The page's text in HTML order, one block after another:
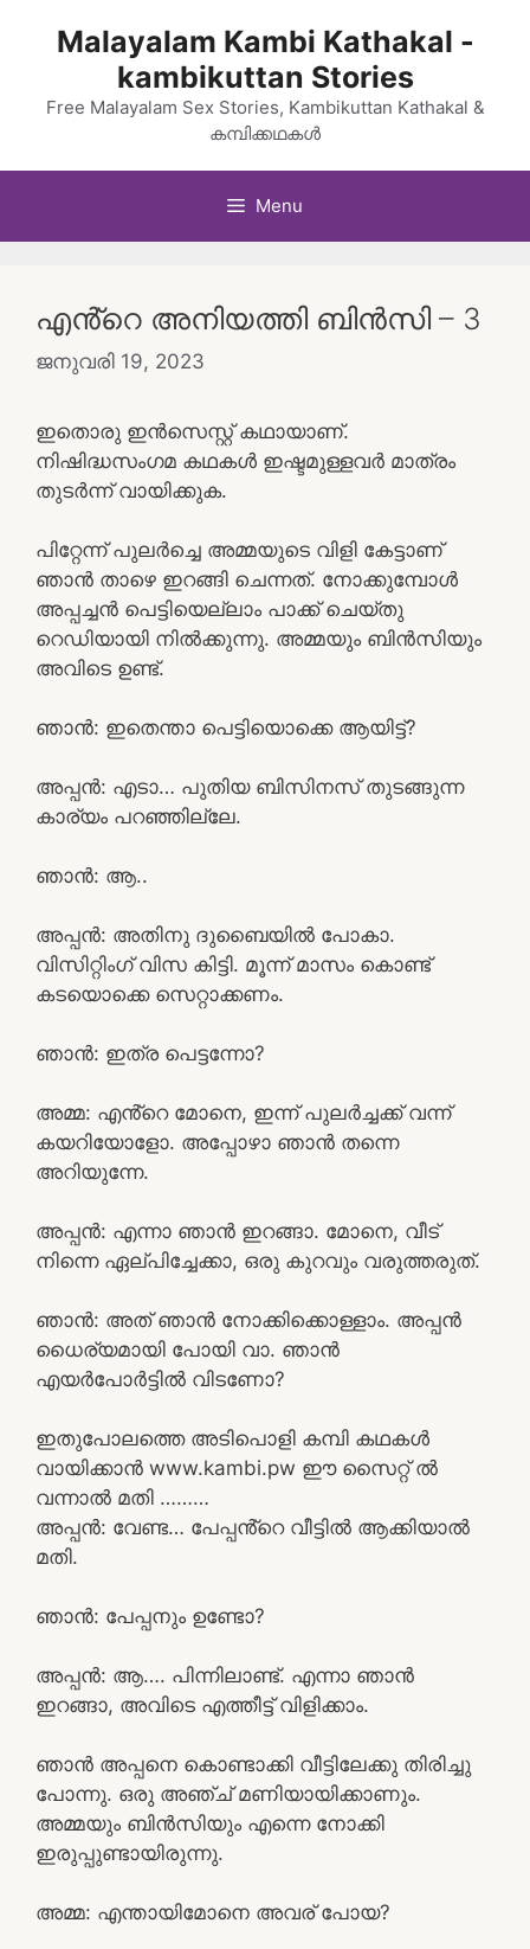
Malayalam Kambi Kathakal -
kambikuttan Stories
Free Malayalam Sex Stories, Kambikuttan Kathakal &
കമ്പിക്കഥകൾ
Menu
എൻ്റെ അനിയത്തി ബിൻസി – 3
ജനുവരി 19, 2023
ഇതൊരു ഇൻസെസ്റ്റ് കഥായാണ്.
നിഷിദ്ധസംഗമ കഥകൾ ഇഷ്ടമുള്ളവർ മാത്രം
തുടർന്ന് വായിക്കുക.
പിറ്റേന്ന് പുലർച്ചെ അമ്മയുടെ വിളി കേട്ടാണ്
ഞാൻ താഴെ ഇറങ്ങി ചെന്നത്. നോക്കുമ്പോൾ
അപ്പച്ചൻ പെട്ടിയെല്ലാം പാക്ക് ചെയ്തു
റെഡിയായി നിൽക്കുന്നു. അമ്മയും ബിൻസിയും
അവിടെ ഉണ്ട്.
ഞാൻ: ഇതെന്താ പെട്ടിയൊക്കെ ആയിട്ട്?
അപ്പൻ: എടാ… പുതിയ ബിസിനസ്‌ തുടങ്ങുന്ന
കാര്യം പറഞ്ഞില്ലേ.
ഞാൻ: ആ..
അപ്പൻ: അതിനു ദുബൈയിൽ പോകാ.
വിസിറ്റിംഗ് വിസ കിട്ടി. മൂന്ന് മാസം കൊണ്ട്
കടയൊക്കെ സെറ്റാക്കണം.
ഞാൻ: ഇത്ര പെട്ടന്നോ?
അമ്മ: എൻ്റെ മോനെ, ഇന്ന് പുലർച്ചക്ക് വന്ന്
കയറിയോളോ. അപ്പോഴാ ഞാൻ തന്നെ
അറിയുന്നേ.
അപ്പൻ: എന്നാ ഞാൻ ഇറങ്ങാ. മോനെ, വീട്
നിന്നെ ഏല്പിച്ചേക്കാ, ഒരു കുറവും വരുത്തരുത്.
ഞാൻ: അത് ഞാൻ നോക്കിക്കൊള്ളാം. അപ്പൻ
ധൈര്യമായി പോയി വാ. ഞാൻ
എയർപോർട്ടിൽ വിടണോ?
ഇതുപോലത്തെ അടിപൊളി കമ്പി കഥകൾ
വായിക്കാൻ www.kambi.pw ഈ സൈറ്റ് ൽ
വന്നാൽ മതി ………
അപ്പൻ: വേണ്ട… പേപ്പൻ്റെ വീട്ടിൽ ആക്കിയാൽ
മതി.
ഞാൻ: പേപ്പനും ഉണ്ടോ?
അപ്പൻ: ആ…. പിന്നിലാണ്ട്. എന്നാ ഞാൻ
ഇറങ്ങാ, അവിടെ എത്തീട്ട് വിളിക്കാം.
ഞാൻ അപ്പനെ കൊണ്ടാക്കി വീട്ടിലേക്കു തിരിച്ചു
പോന്നു. ഒരു അഞ്ച് മണിയായിക്കാണും.
അമ്മയും ബിൻസിയും എന്നെ നോക്കി
ഇരുപ്പുണ്ടായിരുന്നു.
അമ്മ: എന്തായിമോനെ അവര് പോയ?